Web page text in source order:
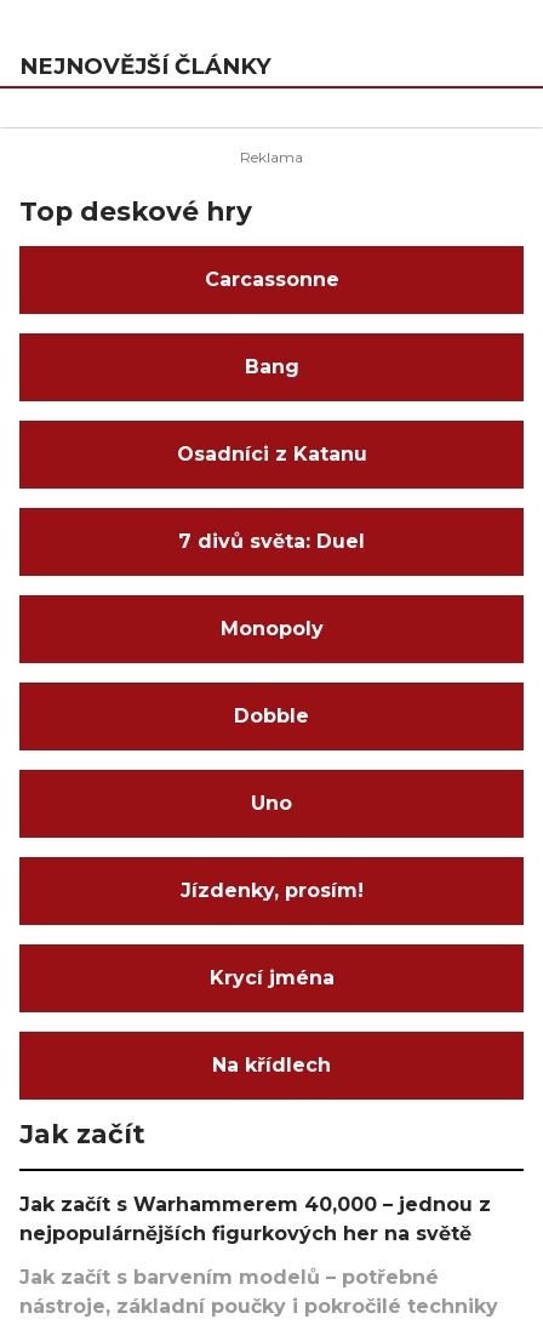
NEJNOVĚJŠÍ ČLÁNKY
Top deskové hry
Carcassonne
Bang
Osadníci z Katanu
7 divů světa: Duel
Monopoly
Dobble
Uno
Jízdenky, prosím!
Krycí jména
Na křídlech
Jak začít
Jak začít s Warhammerem 40,000 – jednou z
nejpopulárnějších figurkových her na světě
Jak začít s barvením modelů – potřebné
nástroje, základní poučky i pokročilé techniky